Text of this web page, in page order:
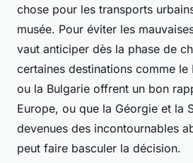
chose pour les transports
musée. Pour éviter les
vaut anticiper dès la phase de
certaines destinations comme le
ou la Bulgarie offrent un bon
Europe, ou que la Géorgie et la
devenues des incontournables
peut faire basculer la décision.